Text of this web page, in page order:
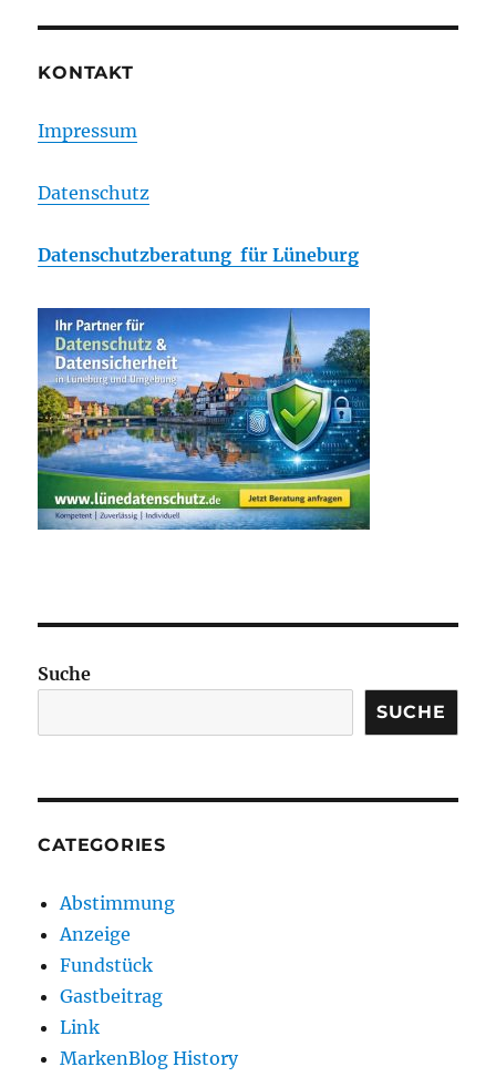
KONTAKT
Impressum
Datenschutz
Datenschutzberatung für Lüneburg
Suche
SUCHE
CATEGORIES
Abstimmung
Anzeige
Fundstück
Gastbeitrag
Link
MarkenBlog History